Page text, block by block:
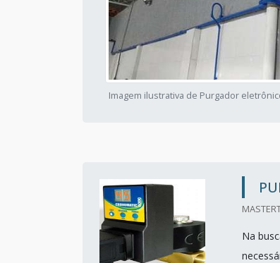
Imagem ilustrativa de Purgador
Na